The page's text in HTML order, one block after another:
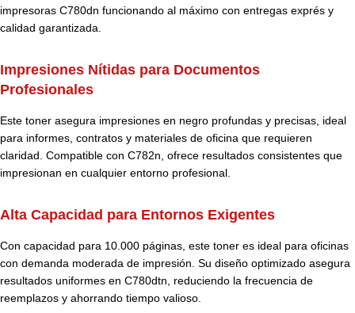
impresoras C780dn funcionando al máximo con entregas exprés y
calidad garantizada.
Impresiones Nítidas para Documentos
Profesionales
Este toner asegura impresiones en negro profundas y precisas, ideal
para informes, contratos y materiales de oficina que requieren
claridad. Compatible con C782n, ofrece resultados consistentes que
impresionan en cualquier entorno profesional.
Alta Capacidad para Entornos Exigentes
Con capacidad para 10.000 páginas, este toner es ideal para oficinas
con demanda moderada de impresión. Su diseño optimizado asegura
resultados uniformes en C780dtn, reduciendo la frecuencia de
reemplazos y ahorrando tiempo valioso.